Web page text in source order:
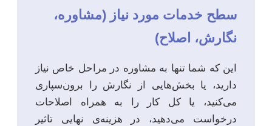
سطح خدمات مورد نیاز (مشاوره،
نگارش، اصلاح)
این که شما تنها به مشاوره در مراحل خاص نیاز
دارید، یا بخش‌هایی از نگارش را برون‌سپاری
می‌کنید، یا کل کار را به همراه اصلاحات
درخواست می‌دهید، در هزینه‌ی نهایی تاثیر